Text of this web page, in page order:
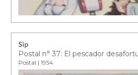
Sip
Postal n° 37: El pescador
Postal | 1954